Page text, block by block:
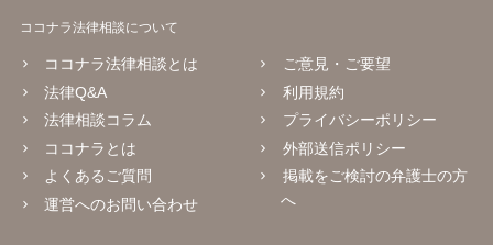
ココナラ法律相談について
ココナラ法律相談とは
法律Q&A
法律相談コラム
ココナラとは
よくあるご質問
運営へのお問い合わせ
ご意見・ご要望
利用規約
プライバシーポリシー
外部送信ポリシー
掲載をご検討の弁護士の方
へ